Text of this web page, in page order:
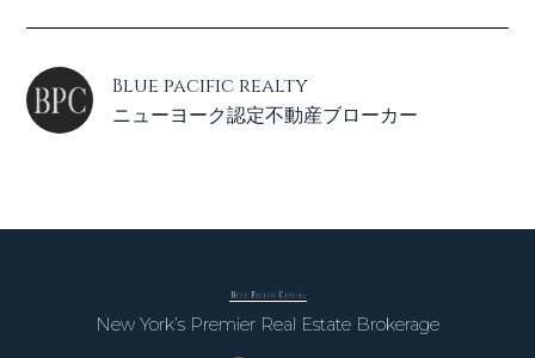
Blue pacific realty
ニューヨーク認定不動産ブローカー
New York’s Premier Real Estate Brokerage